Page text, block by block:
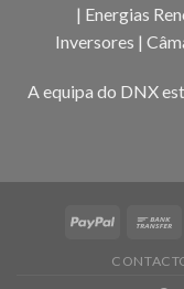
| Energias
Inversores |
A equipa do DNX